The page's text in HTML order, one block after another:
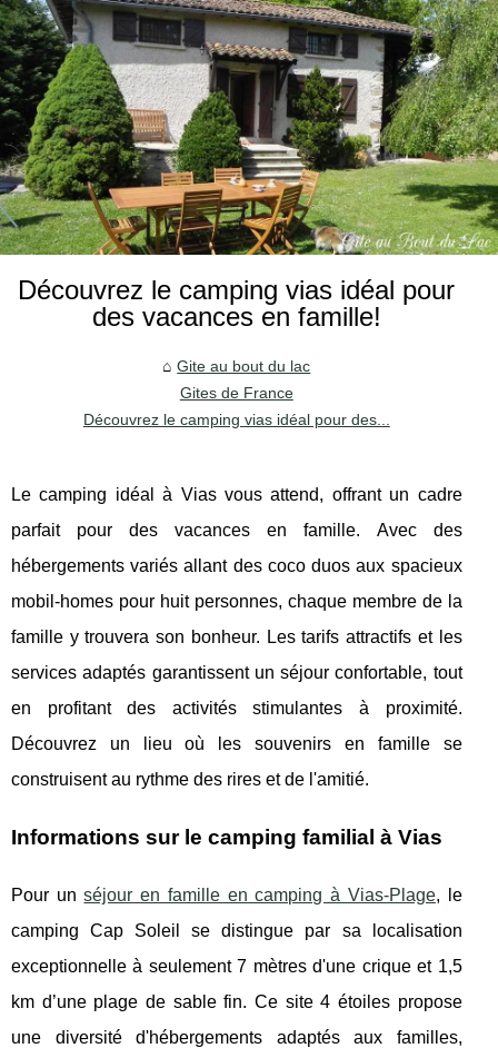
Découvrez le camping vias idéal pour
des vacances en famille!
Gite au bout du lac
Gites de France
Découvrez le camping vias idéal pour des...
Le camping idéal à Vias vous attend, offrant un cadre
parfait pour des vacances en famille. Avec des
hébergements variés allant des coco duos aux spacieux
mobil-homes pour huit personnes, chaque membre de la
famille y trouvera son bonheur. Les tarifs attractifs et les
services adaptés garantissent un séjour confortable, tout
en profitant des activités stimulantes à proximité.
Découvrez un lieu où les souvenirs en famille se
construisent au rythme des rires et de l'amitié.
Informations sur le camping familial à Vias
Pour unséjour en famille en camping à Vias-Plage, le
camping Cap Soleil se distingue par sa localisation
exceptionnelleà seulement 7 mètres d'une crique et 1,5
km d’une plage de sable fin. Ce site 4 étoiles propose
une diversité d'hébergements adaptés aux familles,